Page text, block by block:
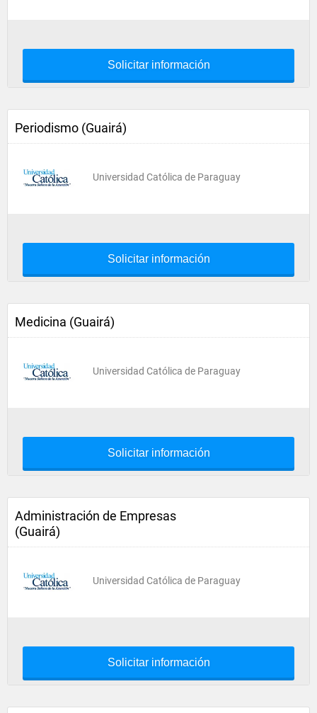
Solicitar información
Periodismo (Guairá)
Universidad Católica de Paraguay
Solicitar información
Medicina (Guairá)
Universidad Católica de Paraguay
Solicitar información
Administración de Empresas
(Guairá)
Universidad Católica de Paraguay
Solicitar información